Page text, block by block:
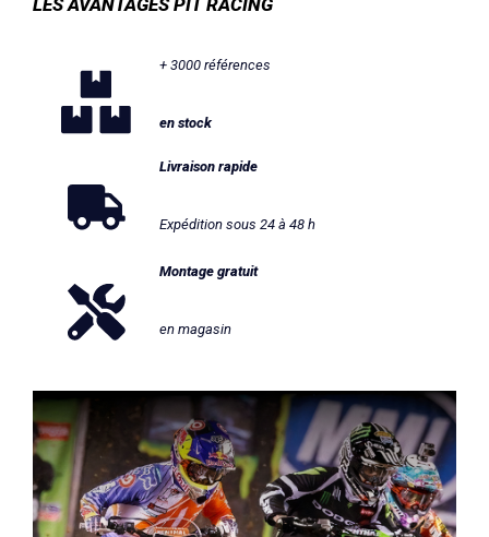
LES AVANTAGES PIT RACING
+ 3000 références
en stock
Livraison rapide
Expédition sous 24 à 48 h
Montage gratuit
en magasin